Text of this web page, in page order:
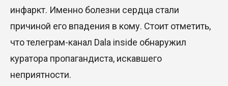
инфаркт. Именно болезни сердца стали
причиной его впадения в кому. Стоит отметить,
что телеграм-канал Dala inside обнаружил
куратора пропагандиста, искавшего
неприятности.